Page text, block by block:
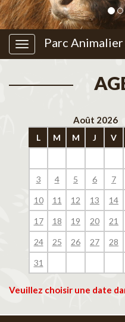
Parc Animalier
Août 2026
L M M J V
3 4 5 6 7
10 11 12 13 14
17 18 19 20 21
24 25 26 27 28
31
Veuillez choisir une date